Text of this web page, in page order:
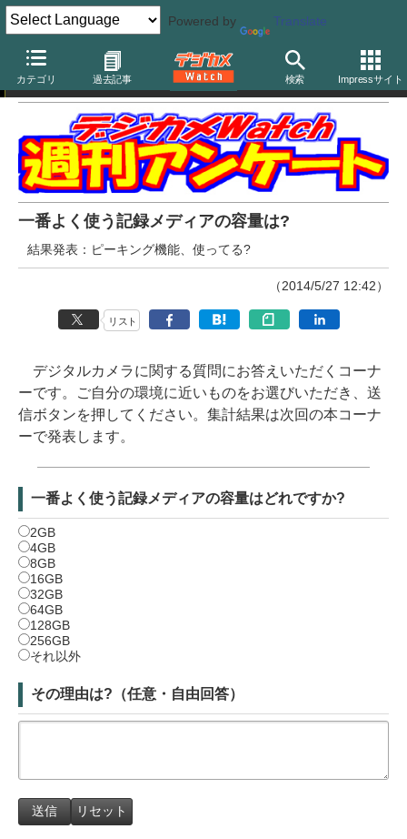
Powered by Translate
カテゴリ 過去記事 検索 Impressサイト
週刊アンケート
一番よく使う記録メディアの容量は?
結果発表：ピーキング機能、使ってる?
（2014/5/27 12:42）
リスト
デジタルカメラに関する質問にお答えいただくコーナ
ーです。ご自分の環境に近いものをお選びいただき、送
信ボタンを押してください。集計結果は次回の本コーナ
ーで発表します。
一番よく使う記録メディアの容量はどれですか?
2GB
4GB
8GB
16GB
32GB
64GB
128GB
256GB
それ以外
その理由は?（任意・自由回答）